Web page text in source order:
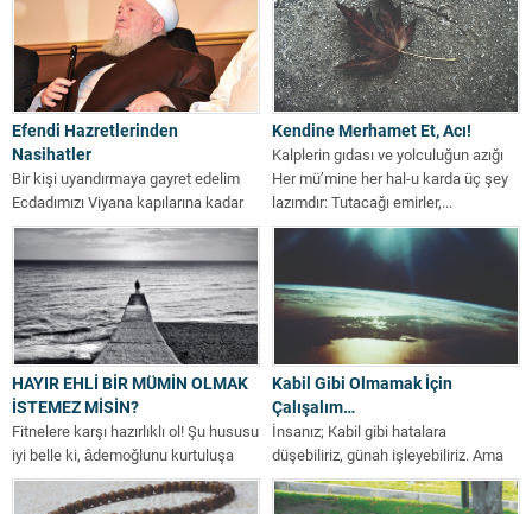
Efendi Hazretlerinden
Nasihatler
Bir kişi uyandırmaya gayret edelim
Ecdadımızı Viyana kapılarına kadar
ulaştıran, Kuran-ı Kerim bizim
elimizdedir. Ancak...
Kendine Merhamet Et, Acı!
Kalplerin gıdası ve yolculuğun azığı
Her mü’mine her hal-u karda üç şey
lazımdır: Tutacağı emirler,...
HAYIR EHLİ BİR MÜMİN OLMAK
İSTEMEZ MİSİN?
Fitnelere karşı hazırlıklı ol! Şu hususu
iyi belle ki, âdemoğlunu kurtuluşa
götürecek en güzel şey,...
Kabil Gibi Olmamak İçin
Çalışalım…
İnsanız; Kabil gibi hatalara
düşebiliriz, günah işleyebiliriz. Ama
ne olursa olsun, babamız Hazreti
Adem aleyhisselamı...